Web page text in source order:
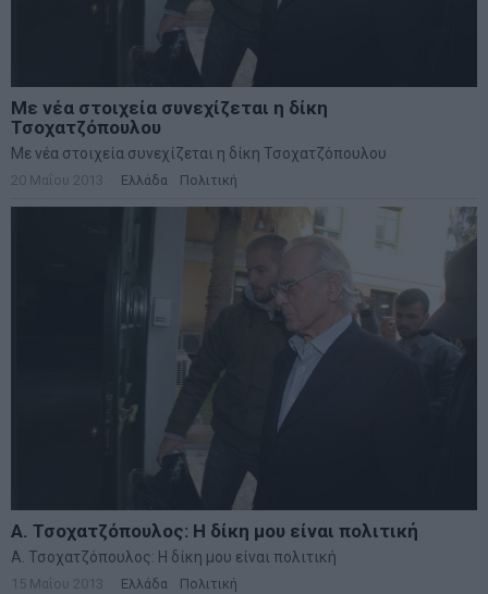
Με νέα στοιχεία συνεχίζεται η δίκη
Τσοχατζόπουλου
Με νέα στοιχεία συνεχίζεται η δίκη Τσοχατζόπουλου
20 Μαΐου 2013 Ελλάδα Πολιτική
Α. Τσοχατζόπουλος: Η δίκη μου είναι πολιτική
Α. Τσοχατζόπουλος: Η δίκη μου είναι πολιτική
15 Μαΐου 2013 Ελλάδα Πολιτική